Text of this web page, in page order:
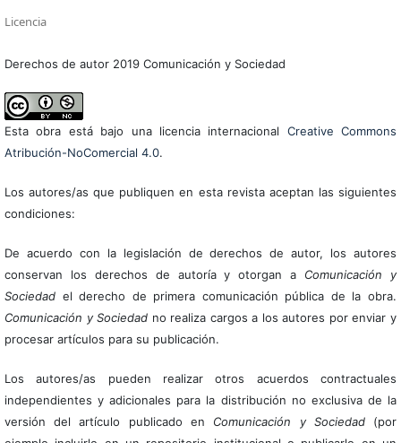
Licencia
Derechos de autor 2019 Comunicación y Sociedad
Esta obra está bajo una licencia internacional Creative Commons
Atribución-NoComercial 4.0.
Los autores/as que publiquen en esta revista aceptan las siguientes
condiciones:
De acuerdo con la legislación de derechos de autor, los autores
conservan los derechos de autoría y otorgan a Comunicación y
Sociedadel derecho de primera comunicación pública de la obra.
Comunicación y Sociedad no realiza cargos a los autores por enviar y
procesar artículos para su publicación.
Los autores/as pueden realizar otros acuerdos contractuales
independientes y adicionales para la distribución no exclusiva de la
versión del artículo publicado en Comunicación y Sociedad(por